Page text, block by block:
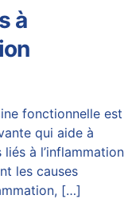
à
fonctionnelle est
qui aide à
à l’inflammation
les causes
[…]